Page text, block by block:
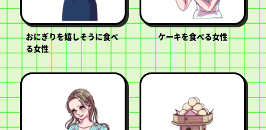
おにぎりを嬉しそうに食べ
る女性
ケーキを食べる女性